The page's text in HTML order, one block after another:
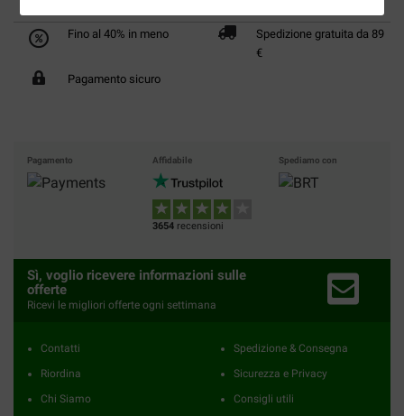
Fino al 40% in meno
Spedizione gratuita da 89
€
Pagamento sicuro
Pagamento Affidabile
3654 recensioni
Spediamo con
Sì, voglio ricevere informazioni sulle
offerte
Ricevi le migliori offerte ogni settimana
Contatti
Riordina
Chi Siamo
Spedizione & Consegna
Sicurezza e Privacy
Consigli utili